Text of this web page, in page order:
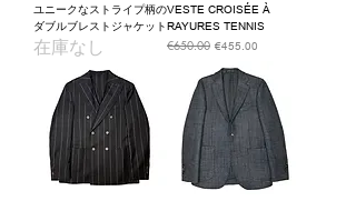
ユニークなストライプ柄の
ダブルブレストジャケット
在庫なし
VESTE CROISÉE À
RAYURES TENNIS
通常価格
€650.00 セール価格
€455.00